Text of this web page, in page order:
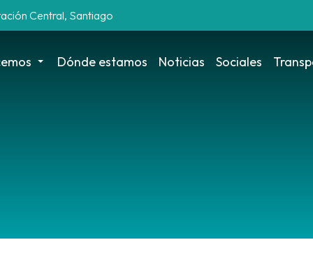
Central, Santiago
Dónde estamos Noticias Sociales